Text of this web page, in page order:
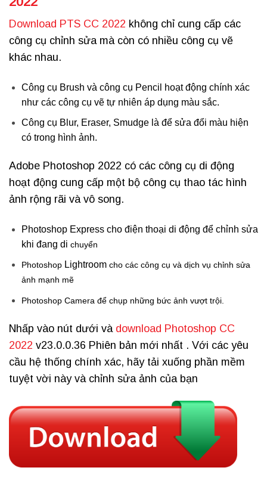
Download PTS CC 2022 không chỉ cung cấp các
công cụ chỉnh sửa mà còn có nhiều công cụ vẽ
khác nhau.
Công cụ Brush và công cụ Pencil hoạt động chính xác
như các công cụ vẽ tự nhiên áp dụng màu sắc.
Công cụ Blur, Eraser, Smudge là để sửa đổi màu hiện
có trong hình ảnh.
Adobe Photoshop 2022 có các công cụ di động
hoạt động cung cấp một bộ công cụ thao tác hình
ảnh rộng rãi và vô song.
Photoshop Express cho điện thoại di động để chỉnh sửa
khi đang di chuyển
Photoshop Lightroomcho các công cụ và dịch vụ chỉnh sửa
ảnh mạnh mẽ
Photoshop Camera để chụp những bức ảnh vượt trội.
Nhấp vào nút dưới và download Photoshop CC
2022 v23.0.0.36 Phiên bản mới nhất . Với các yêu
cầu hệ thống chính xác, hãy tải xuống phần mềm
tuyệt vời này và chỉnh sửa ảnh của bạn